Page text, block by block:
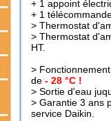
+ 1 appoint
+ 1
> Thermostat
> Thermostat
HT.
>
de - 28 °C !
> Sortie d'eau
> Garantie 3 ans
service Daikin.